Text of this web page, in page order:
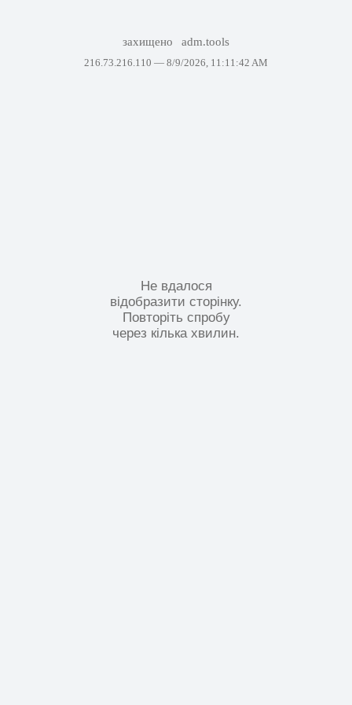
захищено adm.tools
216.73.216.110 — 8/9/2026, 11:11:42 AM
Не вдалося
відобразити сторінку.
Повторіть спробу
через кілька хвилин.